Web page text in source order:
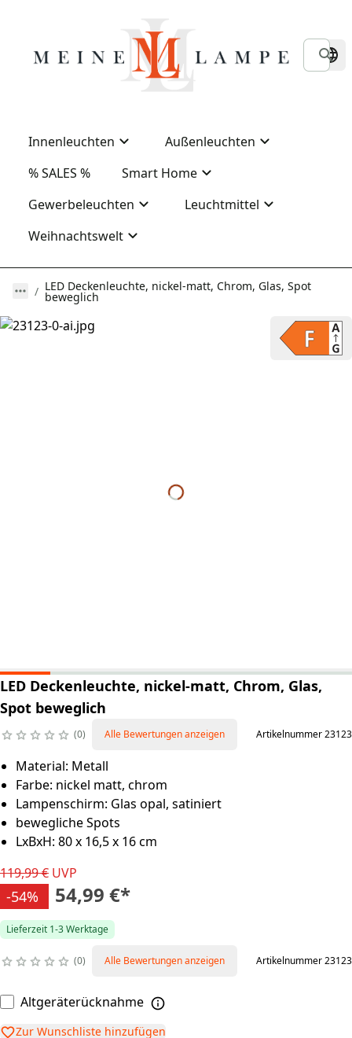
Innenleuchten
Außenleuchten
% SALES %
Smart Home
Gewerbeleuchten
Leuchtmittel
Weihnachtswelt
LED Deckenleuchte, nickel-matt, Chrom, Glas, Spot
beweglich
LED Deckenleuchte, nickel-matt, Chrom, Glas,
Spot beweglich
0 Alle Bewertungen anzeigen Artikelnummer 23123
Material: Metall
Farbe: nickel matt, chrom
Lampenschirm: Glas opal, satiniert
bewegliche Spots
LxBxH: 80 x 16,5 x 16 cm
119,99 € UVP
-54% 54,99 €*
Lieferzeit 1-3 Werktage
0 Alle Bewertungen anzeigen Artikelnummer 23123
Altgeräterücknahme
Zur Wunschliste hinzufügen